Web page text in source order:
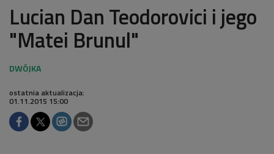
Lucian Dan Teodorovici i jego
"Matei Brunul"
ostatnia aktualizacja:
01.11.2015 15:00